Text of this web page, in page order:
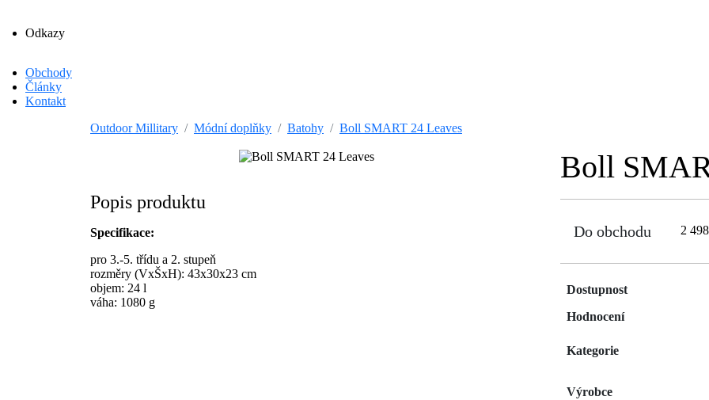
Odkazy
Obchody
Články
Kontakt
Outdoor Millitary
Módní doplňky Batohy Boll SMART 24 Leaves
Popis produktu
Specifikace:
pro 3.-5. třídu a 2. stupeň
rozměry (VxŠxH): 43x30x23 cm
objem: 24 l
váha: 1080 g
Boll
Do obchodu 2
Dostupnost
Hodnocení
Kategorie
Výrobce